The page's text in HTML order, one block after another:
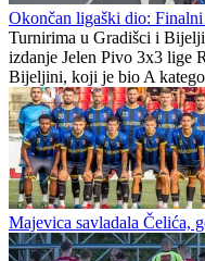
Juniori Zvijezde 09 počeli
Republika Srpska
1 0